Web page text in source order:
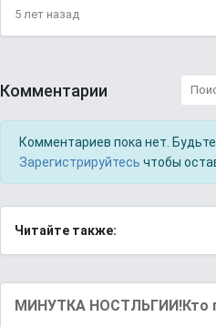
5 лет назад
Комментарии
Комментариев пока нет.
Зарегистрируйтесь чтобы
Читайте также:
МИНУТКА НОСТЛЬГИИ!Кто